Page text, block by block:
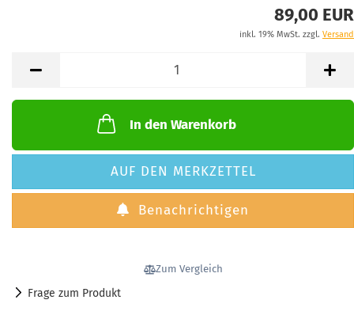
89,00 EUR
inkl. 19% MwSt. zzgl. Versand
In den Warenkorb
AUF DEN MERKZETTEL
Benachrichtigen
Zum Vergleich
Frage zum Produkt